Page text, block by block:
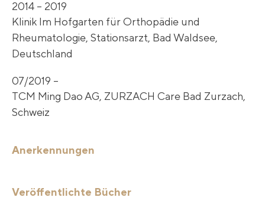
2014 – 2019
Klinik Im Hofgarten für Orthopädie und
Rheumatologie, Stationsarzt, Bad Waldsee,
Deutschland
07/2019 –
TCM Ming Dao AG, ZURZACH Care Bad Zurzach,
Schweiz
Anerkennungen
Veröffentlichte Bücher